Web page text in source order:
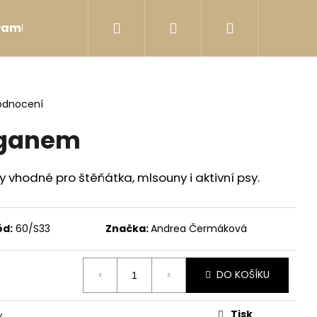
Postroje HračkyPřihlášení
vhodné pro štěňátka, mlsouny i aktivní psy.
60/S33 Značka:Andrea Čermáková
DO KOŠÍKU
Tisk